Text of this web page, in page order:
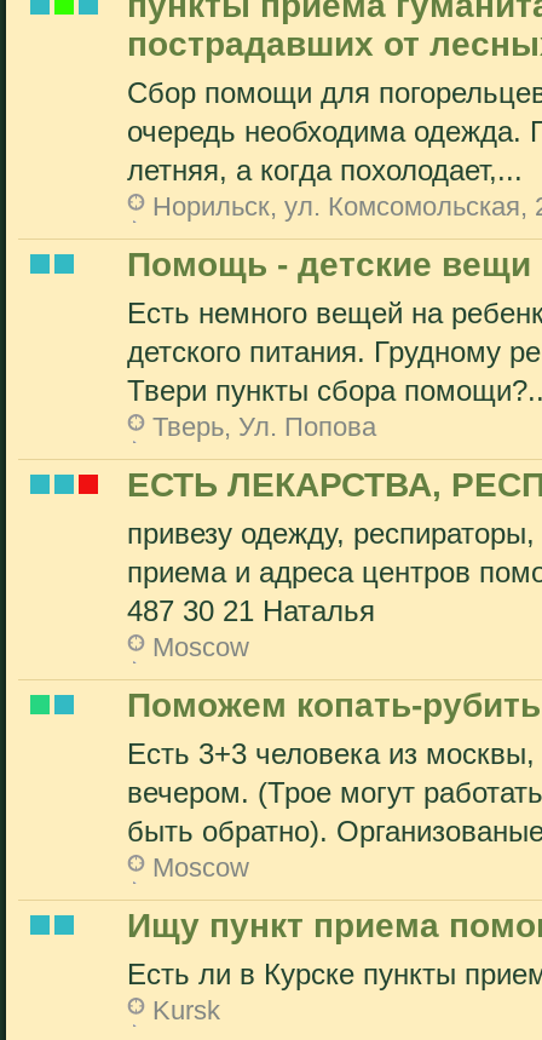
пострадавших от
Сбор помощи для
очередь необходима одежда.
летняя, а когда похолодает,...
Норильск, ул.
Помощь - детские вещи
Есть немного вещей на
детского питания. Грудному
Твери пункты сбора
Тверь, Ул. Попова
ЕСТЬ ЛЕКАРСТВА,
привезу одежду,
приема и адреса центров
487 30 21 Наталья
Moscow
Поможем копать-
Есть 3+3 человека из
вечером. (Трое могут
быть обратно).
Moscow
Ищу пункт приема
Есть ли в Курске пункты
Kursk